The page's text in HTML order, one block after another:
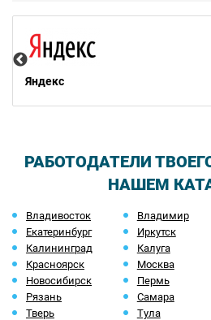
Яндекс
РАБОТОДАТЕЛИ
НАШЕМ
Владивосток Владимир
Екатеринбург
Иркутск
Калининград
Калуга
Красноярск
Москва
Новосибирск
Пермь
Рязань
Самара
Тверь
Тула